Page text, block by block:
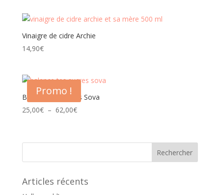
Vinaigre de cidre Archie
14,90€
Promo !
Balance tes sucres Sova
25,00€ – 62,00€Plage
25,00€
Articles récents